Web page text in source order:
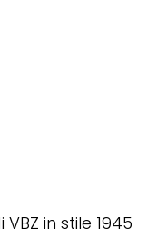
in stile 1945